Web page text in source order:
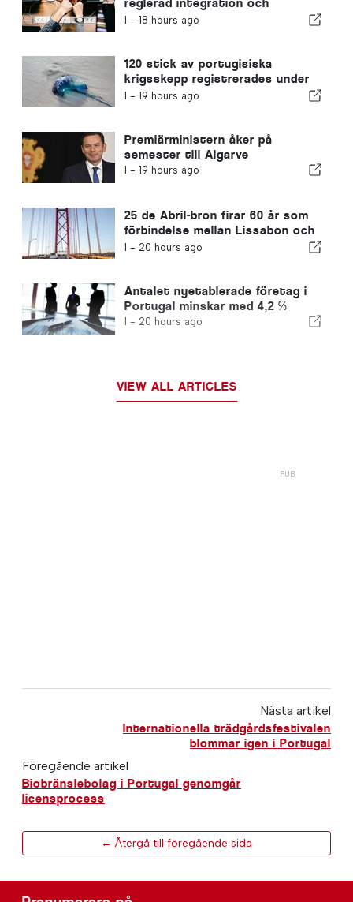
garanterar en snabbare väg för
I - 18 hours ago
120 stick av portugisiska
krigsskepp registrerades under
en enda dag
I - 19 hours ago
Premiärministern åker på
semester till Algarve
I - 19 hours ago
25 de Abril-bron firar 60 år som
förbindelse mellan Lissabon och
Almada
I - 20 hours ago
Antalet nyetablerade företag i
Portugal minskar med 4,2 %
I - 20 hours ago
VIEW ALL ARTICLES
Nästa artikel
Internationella trädgårdsfestivalen
blommar igen i Portugal
Föregående artikel
Biobränslebolag i Portugal genomgår
licensprocess
← Återgå till föregående sida